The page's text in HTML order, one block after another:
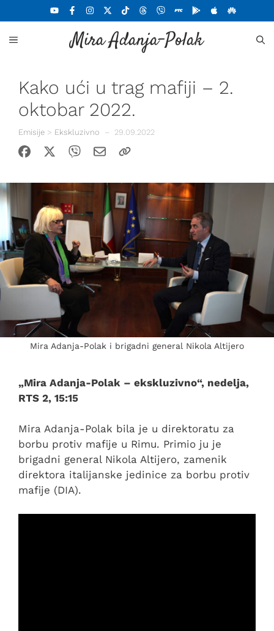
na
sadržaj
Mira Adanja-Polak
MENU
Kako ući u trag mafiji – 2.
oktobar 2022.
Emisije > Ekskluzivno – 29.09.2022
Mira Adanja-Polak i brigadni general Nikola Altijero
„Mira Adanja-Polak – ekskluzivno“, nedelja,
RTS 2, 15:15
Mira Adanja-Polak bila je u direktoratu za
borbu protiv mafije u Rimu. Primio ju je
brigadni general Nikola Altijero, zamenik
direktora italijanske jedinice za borbu protiv
mafije (DIA).